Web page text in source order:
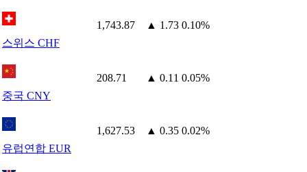
스위스 CHF
1,743.87 ▲ 1.73 0.10%
중국 CNY
208.71 ▲ 0.11 0.05%
유럽연합 EUR
1,627.53 ▲ 0.35 0.02%